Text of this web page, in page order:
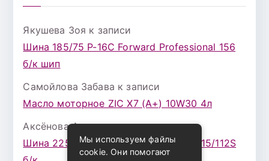
Якушева Зоя к записи
Шина 185/75 Р-16С Forward Professional 156
б/к шип
Самойлова Забава к записи
Масло моторное ZIC X7 (A+) 10W30 4л
Аксёнова Адельк записи
Шина 225/75 Р-16 Nokian Rotiva HT 115/112S
Мы используем файлы
cookie. Они помогают